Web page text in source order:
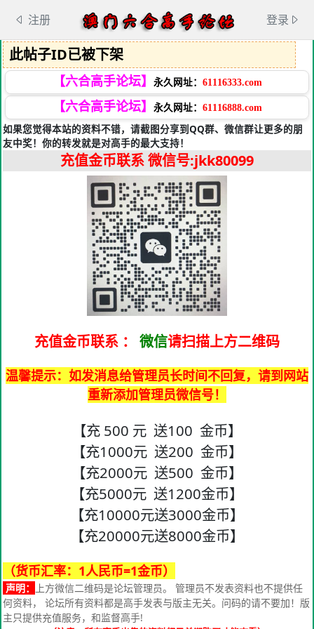
注册 登录
此帖子ID已被下架
【六合高手论坛】 永久网址： 61116333.com
【六合高手论坛】 永久网址： 61116888.com
如果您觉得本站的资料不错，请截图分享到QQ群、微信群让更多的朋
友中奖！你的转发就是对高手的最大支持！
充值金币联系微信号:jkk80099
充值金币联系 ： 微信请扫描上方二维码
温馨提示：如发消息给管理员长时间不回复，请到网站
重新添加管理员微信号！
【充 500 元 送100 金币】
【充1000元 送200 金币】
【充2000元 送500 金币】
【充5000元 送1200金币】
【充10000元送3000金币】
【充20000元送8000金币】
（货币汇率：1人民币=1金币）
声明：
上方微信二维码是论坛管理员。 管理员不发表资料也不提供任
何资料， 论坛所有资料都是高手发表与版主无关。问码的请不要加！版
主只提供充值服务，和监督高手!